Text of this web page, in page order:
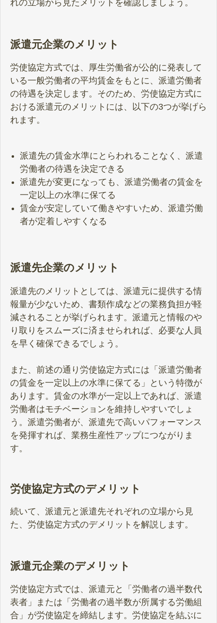
れの立場から見たメリットを確認しましょう。
派遣元企業のメリット
労使協定方式では、厚生労働省が公的に発表して
いる一般労働者の平均賃金をもとに、派遣労働者
の待遇を決定します。そのため、労使協定方式に
おける派遣元のメリットには、以下の3つが挙げら
れます。
派遣先の賃金水準にとらわれることなく、派遣
労働者の待遇を決定できる
派遣先が変更になっても、派遣労働者の賃金を
一定以上の水準に保てる
賃金が安定していて働きやすいため、派遣労働
者が定着しやすくなる
派遣先企業のメリット
派遣先のメリットとしては、派遣元に提供する情
報量が少ないため、書類作成などの業務負担が軽
減されることが挙げられます。派遣元と情報のや
り取りをスムーズに済ませられれば、必要な人員
を早く確保できるでしょう。
また、前述の通り労使協定方式には「派遣労働者
の賃金を一定以上の水準に保てる」という特徴が
あります。賃金の水準が一定以上であれば、派遣
労働者はモチベーションを維持しやすいでしょ
う。派遣労働者が、派遣先で高いパフォーマンス
を発揮すれば、業務生産性アップにつながりま
す。
労使協定方式のデメリット
続いて、派遣元と派遣先それぞれの立場から見
た、労使協定方式のデメリットを解説します。
派遣元企業のデメリット
労使協定方式では、派遣元と「労働者の過半数代
表者」または「労働者の過半数が所属する労働組
合」が労使協定を締結します。労使協定を結ぶに